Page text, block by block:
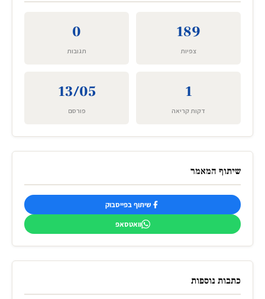
189
צפיות
0
תגובות
1
דקות קריאה
13/05
פורסם
שיתוף המאמר
שיתוף בפייסבוק
וואטסאפ
כתבות נוספות